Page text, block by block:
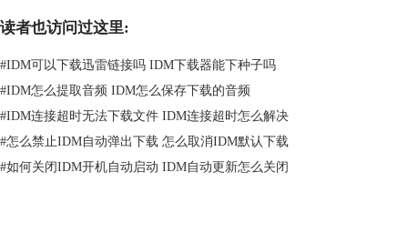
载文件，只能通过客户端发送下载请求，这样服务器才会允许下载。
链，然后将链接复制到idm中即可，注意：这里说的“下载直链”可不是“百
度云文件分享链接”，这是两个完全不同的链接。
二、idm识别不了百度云链接
解析出下载直链，从而调用idm下载。
以Chrome浏览器为例，具体操作步骤如下：
读者也访问过这里:
#IDM可以下载迅雷链接吗 IDM下载器能下种子吗
#IDM怎么提取音频 IDM怎么保存下载的音频
#IDM连接超时无法下载文件 IDM连接超时怎么解决
#怎么禁止IDM自动弹出下载 怎么取消IDM默认下载
#如何关闭IDM开机自动启动 IDM自动更新怎么关闭